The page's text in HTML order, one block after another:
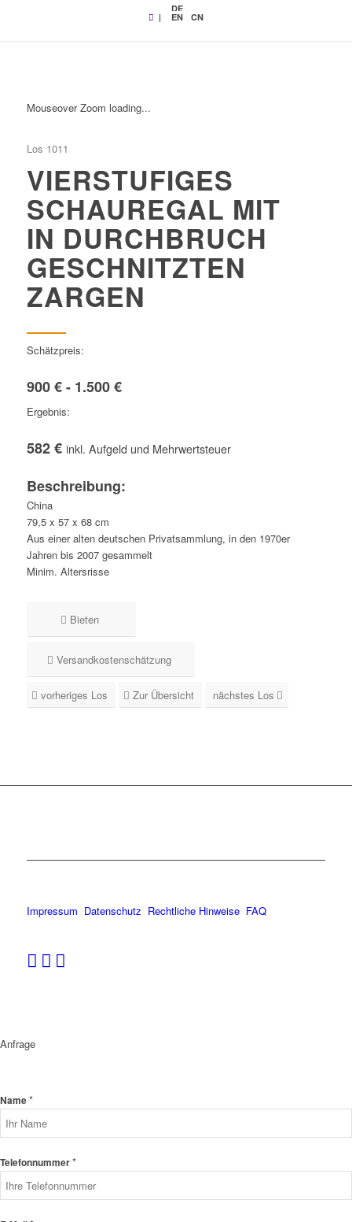
|
DE
EN CN
Mouseover Zoom loading...
Los 1011
VIERSTUFIGES
SCHAUREGAL MIT
IN DURCHBRUCH
GESCHNITZTEN
ZARGEN
Schätzpreis:
900 € - 1.500 €
Ergebnis:
582 € inkl. Aufgeld und Mehrwertsteuer
Beschreibung:
China
79,5 x 57 x 68 cm
Aus einer alten deutschen Privatsammlung, in den 1970er
Jahren bis 2007 gesammelt
Minim. Altersrisse
Bieten
Versandkostenschätzung
vorheriges Los Zur Übersicht nächstes Los
Impressum Datenschutz Rechtliche Hinweise FAQ
Anfrage
Name*
Telefonnummer*